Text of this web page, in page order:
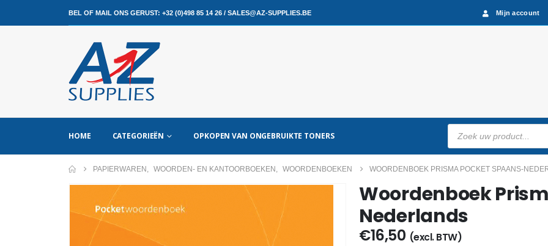
BEL OF MAIL ONS GERUST: +32 (0)498 85 14 26 / SALES@AZ-SUPPLIES.BE Mijn account
HOME CATEGORIEËN OPKOPEN VAN ONGEBRUIKTE TONERS
Producten
zoeken
PAPIERWAREN , WOORDEN- EN KANTOORBOEKEN , WOORDENBOEKEN WOORDENBOEK PRISMA POCKET SPAANS-
Woordenboek
Nederlands
€16,50 (excl. BTW)